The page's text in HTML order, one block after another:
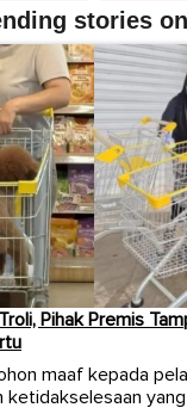
stories
Pihak Premis
maaf kepada
ketidakselesaan